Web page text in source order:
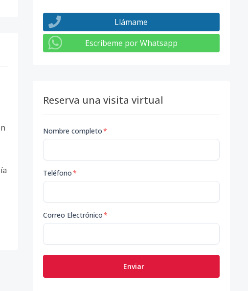
Llámame
Escribeme por Whatsapp
Reserva una visita virtual
Nombre completo*
Teléfono*
Correo Electrónico*
Enviar